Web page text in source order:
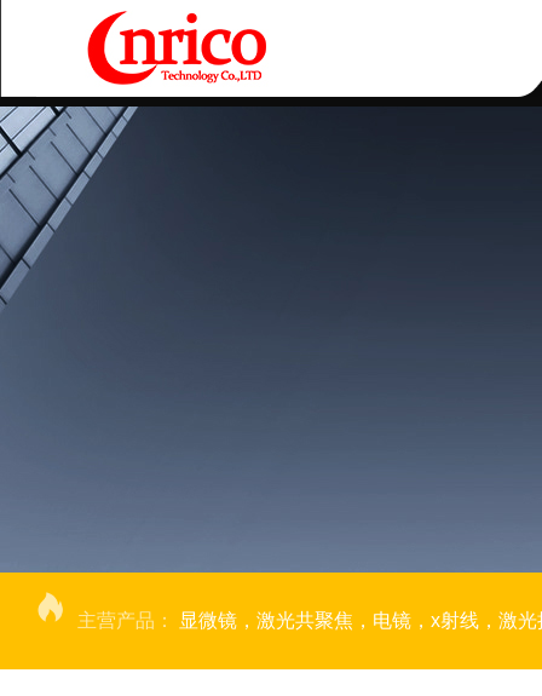
主营产品： 显微镜，激光共聚焦，电镜，x射线，激光捕获显微切割，荧光成像系统，